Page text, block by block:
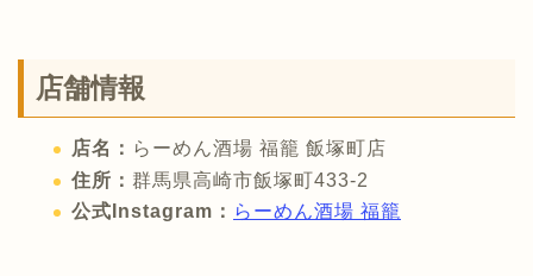
店舗情報
店名： らーめん酒場 福籠 飯塚町店
住所： 群馬県高崎市飯塚町433-2
公式Instagram： らーめん酒場 福籠